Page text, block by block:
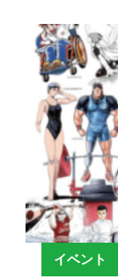
イベント